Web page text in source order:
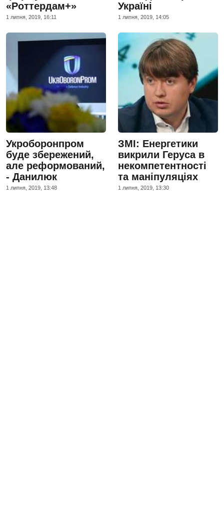
«Роттердам+»
1 липня, 2019, 16:11
Україні
1 липня, 2019, 14:05
Укроборонпром
буде збережений,
але реформований,
- Данилюк
1 липня, 2019, 13:48
ЗМІ: Енергетики
викрили Геруса в
некомпетентності
та маніпуляціях
1 липня, 2019, 13:30